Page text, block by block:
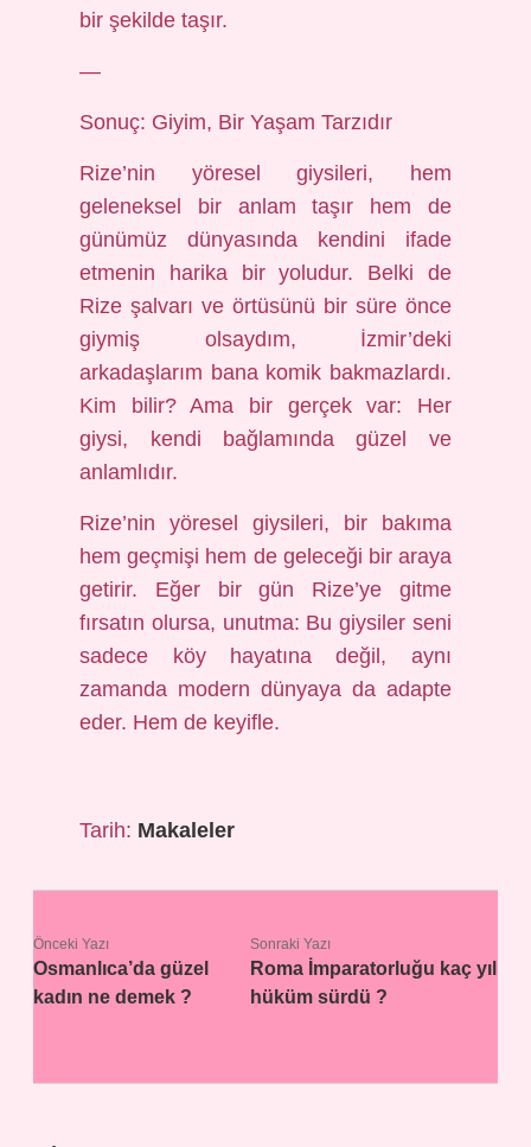
bir şekilde taşır.
—
Sonuç: Giyim, Bir Yaşam Tarzıdır
Rize’nin yöresel giysileri, hem
geleneksel bir anlam taşır hem de
günümüz dünyasında kendini ifade
etmenin harika bir yoludur. Belki de
Rize şalvarı ve örtüsünü bir süre önce
giymiş olsaydım, İzmir’deki
arkadaşlarım bana komik bakmazlardı.
Kim bilir? Ama bir gerçek var: Her
giysi, kendi bağlamında güzel ve
anlamlıdır.
Rize’nin yöresel giysileri, bir bakıma
hem geçmişi hem de geleceği bir araya
getirir. Eğer bir gün Rize’ye gitme
fırsatın olursa, unutma: Bu giysiler seni
sadece köy hayatına değil, aynı
zamanda modern dünyaya da adapte
eder. Hem de keyifle.
Tarih: Makaleler
Önceki Yazı
Osmanlıca’da güzel
kadın ne demek ?
Sonraki Yazı
Roma İmparatorluğu kaç yıl
hüküm sürdü ?